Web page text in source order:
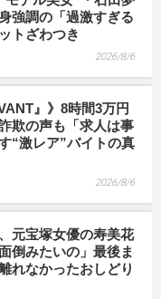
強調の「過激すぎる
トざわつき
2026/8/6
』》8時間3万円
欺の声も「求人は事
“激レア”バイトの真
2026/8/6
元宝塚女優の寿美花
倒みたいの」最後ま
れなかったおしどり